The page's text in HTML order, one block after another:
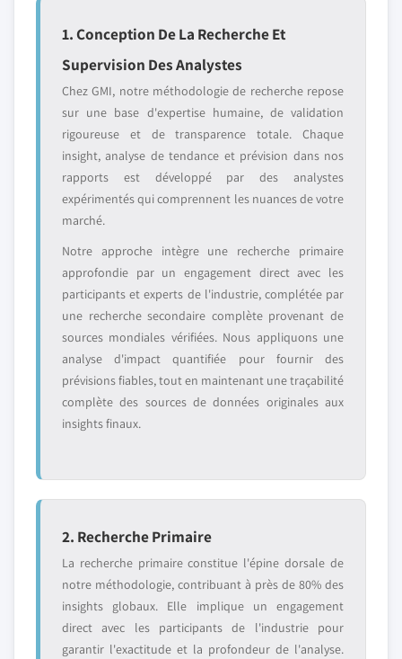
1. Conception De La Recherche Et
Supervision Des Analystes
Chez GMI, notre méthodologie de recherche repose
sur une base d'expertise humaine, de validation
rigoureuse et de transparence totale. Chaque
insight, analyse de tendance et prévision dans nos
rapports est développé par des analystes
expérimentés qui comprennent les nuances de votre
marché.
Notre approche intègre une recherche primaire
approfondie par un engagement direct avec les
participants et experts de l'industrie, complétée par
une recherche secondaire complète provenant de
sources mondiales vérifiées. Nous appliquons une
analyse d'impact quantifiée pour fournir des
prévisions fiables, tout en maintenant une traçabilité
complète des sources de données originales aux
insights finaux.
2. Recherche Primaire
La recherche primaire constitue l'épine dorsale de
notre méthodologie, contribuant à près de 80% des
insights globaux. Elle implique un engagement
direct avec les participants de l'industrie pour
garantir l'exactitude et la profondeur de l'analyse.